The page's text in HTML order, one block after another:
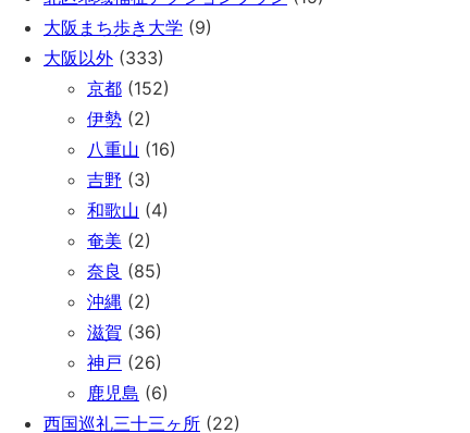
大阪まち歩き大学 (9)
大阪以外 (333)
京都 (152)
伊勢 (2)
八重山 (16)
吉野 (3)
和歌山 (4)
奄美 (2)
奈良 (85)
沖縄 (2)
滋賀 (36)
神戸 (26)
鹿児島 (6)
西国巡礼三十三ヶ所 (22)